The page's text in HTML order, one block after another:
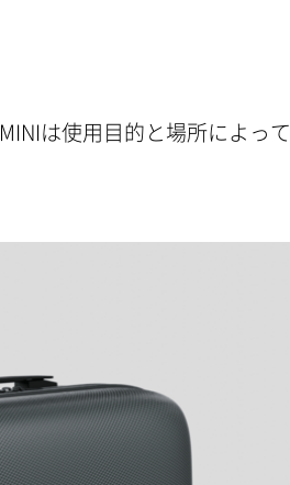
MINIは使用目的と場所によっ